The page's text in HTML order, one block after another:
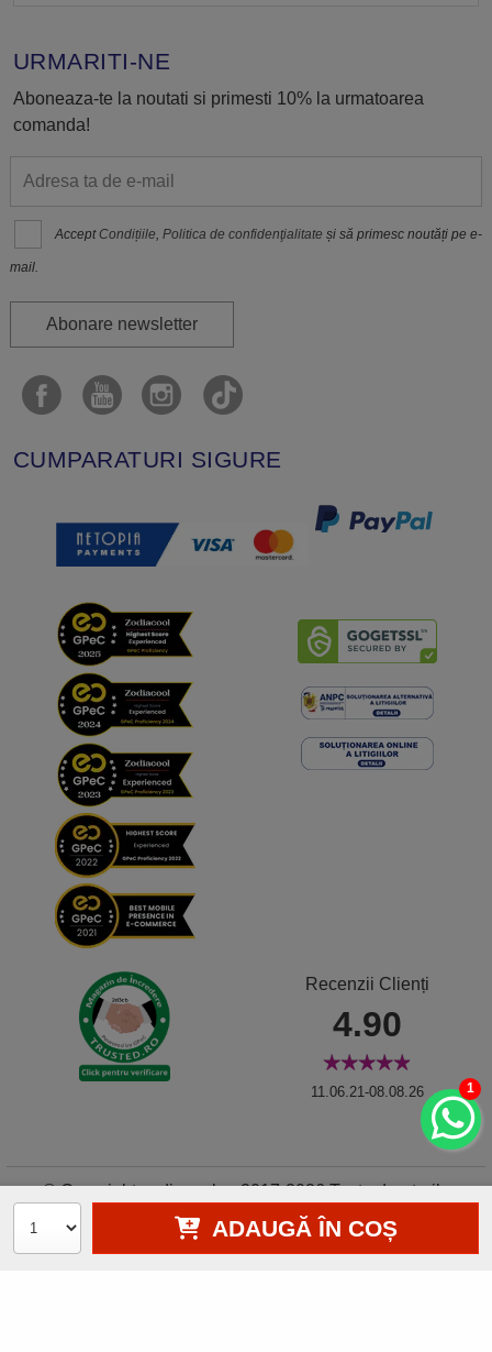
ADAUGĂ ÎN COȘ
URMARITI-NE
Aboneaza-te la noutati si primesti 10% la urmatoarea
comanda!
Accept Condițiile,Politica de confidenţialitate și să primesc noutăți pe e-
mail.
Abonare newsletter
CUMPARATURI SIGURE
Recenzii Clienți
4.90
11.06.21-08.08.26
© Copyright zodiacool.ro 2017-2026 Toate drepturile
rezervate • Autorizație metale și pietre prețioase nr. 11837
Gestionează preferințe cookies
1